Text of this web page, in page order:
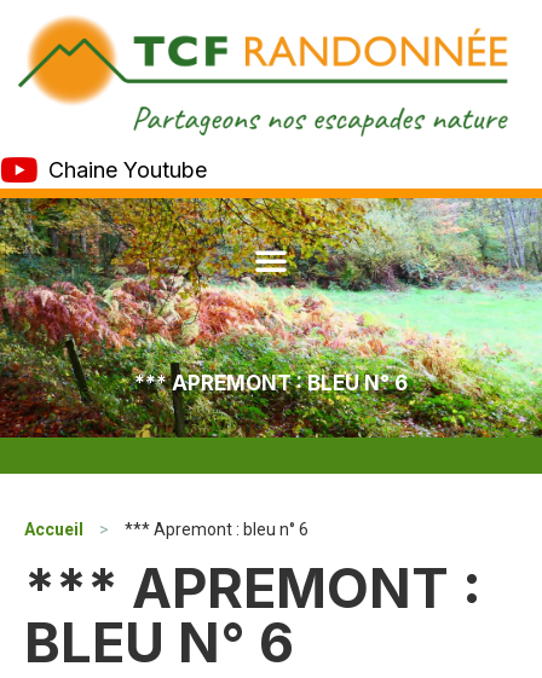
Chaine Youtube
*** APREMONT : BLEU N° 6
Accueil > *** Apremont : bleu n° 6
*** APREMONT :
BLEU N° 6